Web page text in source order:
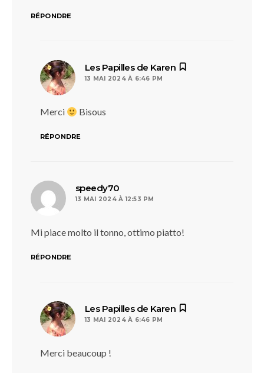
RÉPONDRE
Les Papilles de Karen
13 MAI 2024 À 6:46 PM
Merci Bisous
RÉPONDRE
speedy70
13 MAI 2024 À 12:53 PM
Mi piace molto il tonno, ottimo piatto!
RÉPONDRE
Les Papilles de Karen
13 MAI 2024 À 6:46 PM
Merci beaucoup !